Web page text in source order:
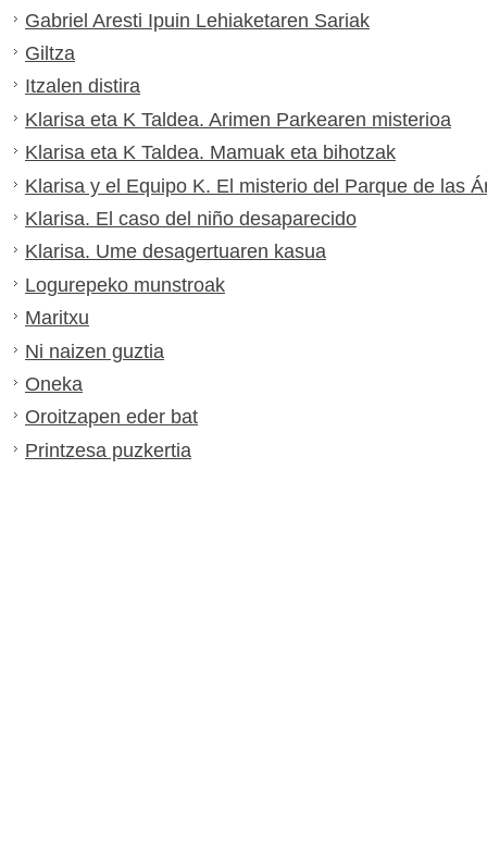
Gabriel Aresti Ipuin Lehiaketaren Sariak
Giltza
Itzalen distira
Klarisa eta K Taldea. Arimen Parkearen misterioa
Klarisa eta K Taldea. Mamuak eta bihotzak
Klarisa y el Equipo K. El misterio del Parque de las
Klarisa. El caso del niño desaparecido
Klarisa. Ume desagertuaren kasua
Logurepeko munstroak
Maritxu
Ni naizen guztia
Oneka
Oroitzapen eder bat
Printzesa puzkertia